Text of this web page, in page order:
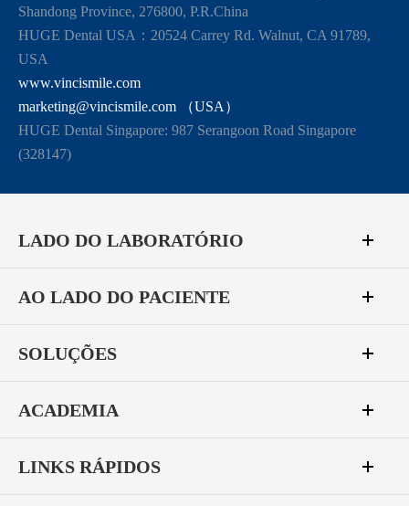
Shandong Province, 276800, P.R.China
HUGE Dental USA：20524 Carrey Rd. Walnut, CA 91789,
USA
www.vincismile.com
marketing@vincismile.com （USA）
HUGE Dental Singapore: 987 Serangoon Road Singapore
(328147)
LADO DO LABORATÓRIO
AO LADO DO PACIENTE
SOLUÇÕES
ACADEMIA
LINKS RÁPIDOS